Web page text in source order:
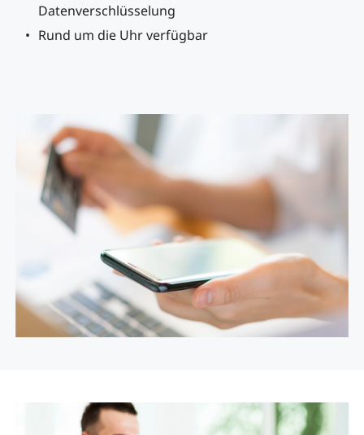
Datenverschlüsselung
Rund um die Uhr verfügbar